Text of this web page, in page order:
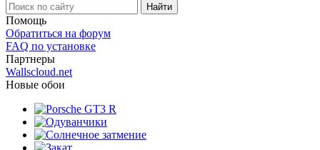
Помощь
Обратиться на форум
FAQ по установке
Партнеры
Wallscloud.net
Новые обои